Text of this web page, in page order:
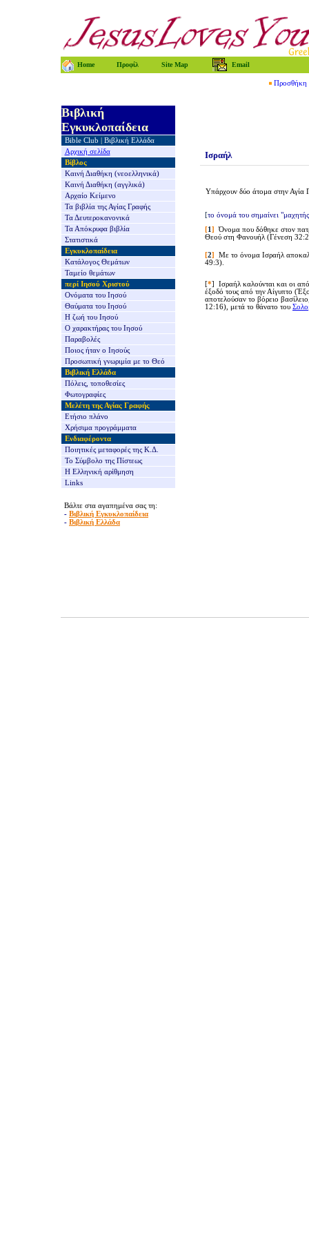
Home Προφίλ Site Map Email
Προσθήκη
Βιβλική
Εγκυκλοπαίδεια
Bible Club
Βιβλική Ελλάδα
Αρχική σελίδα
Βίβλος
Καινή Διαθήκη (νεοελληνικά)
Καινή Διαθήκη (αγγλικά)
Αρχαίο Κείμενο
Τα βιβλία τηςΑγίας Γραφής
Τα Δευτεροκανονικά
Τα Απόκρυφα βιβλία
Στατιστικά
Εγκυκλοπαίδεια
Κατάλογος Θεμάτων
Ταμείο θεμάτων
περί Ιησού Χριστού
Ονόματα του Ιησού
Θαύματα του Ιησού
Η ζωή του Ιησού
Ο χαρακτήρας του Ιησού
Παραβολές
Ποιος ήταν ο Ιησούς
Προσωπική γνωριμία με το Θεό
Βιβλική Ελλάδα
Πόλεις, τοποθεσίες
Φωτογραφίες
Μελέτη της Αγίας Γραφής
Ετήσιο πλάνο
Χρήσιμα προγράμματα
Ενδιαφέροντα
Ποιητικές μεταφορές της Κ.Δ.
Το Σύμβολο της Πίστεως
Η Ελληνική αρίθμηση
Links
Βάλτε στα αγαπημένα σας τη:
- Βιβλική Εγκυκλοπαίδεια
- Βιβλική Ελλάδα
Ισραήλ
Υπάρχουν δύο άτομαστην Αγία
[το όνομά του σημαίνει
[1 ]
Όνομα που δόθηκε στον
Θεού στη Φανουήλ (Γένεση
[2]
Με το όνομα Ισραήλ
49:3).
[*] Ισραήλ καλούνται και οι
έξοδό τους από την Αίγυπτο
αποτελούσαν το βόρειο
12:16), μετά το θάνατο του